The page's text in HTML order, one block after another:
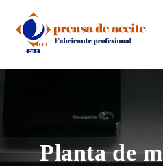
content
Planta de